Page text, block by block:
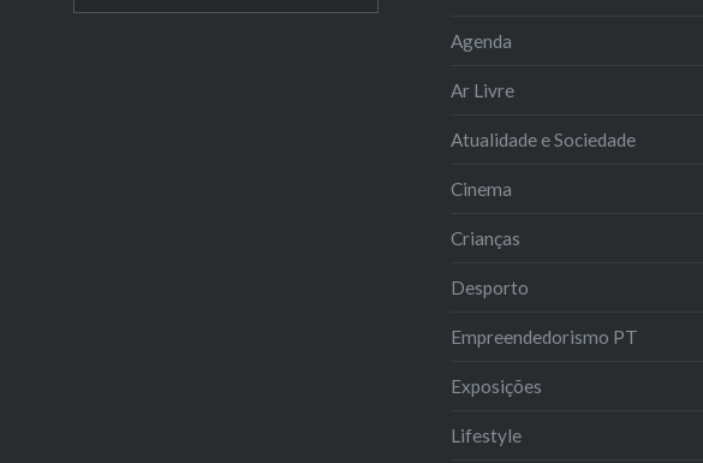
Agenda
Ar Livre
Atualidade e Sociedade
Cinema
Crianças
Desporto
Empreendedorismo PT
Exposições
Lifestyle